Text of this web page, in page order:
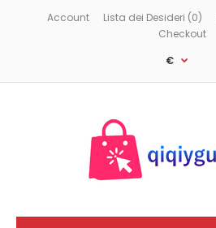
Account Lista dei Desideri (0)
Checkout
€